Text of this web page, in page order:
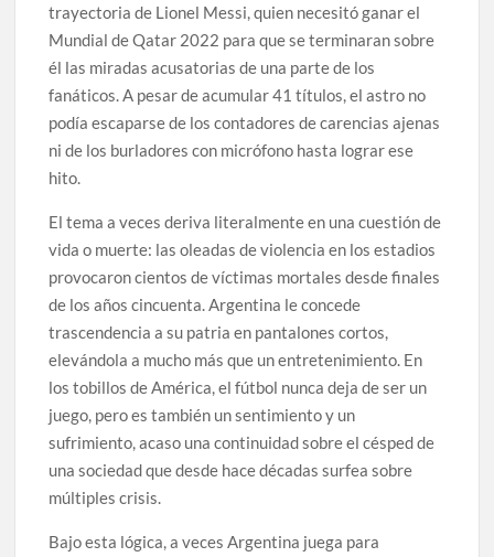
trayectoria de Lionel Messi, quien necesitó ganar el
Mundial de Qatar 2022 para que se terminaran sobre
él las miradas acusatorias de una parte de los
fanáticos. A pesar de acumular 41 títulos, el astro no
podía escaparse de los contadores de carencias ajenas
ni de los burladores con micrófono hasta lograr ese
hito.
El tema a veces deriva literalmente en una cuestión de
vida o muerte: las oleadas de violencia en los estadios
provocaron cientos de víctimas mortales desde finales
de los años cincuenta. Argentina le concede
trascendencia a su patria en pantalones cortos,
elevándola a mucho más que un entretenimiento. En
los tobillos de América, el fútbol nunca deja de ser un
juego, pero es también un sentimiento y un
sufrimiento, acaso una continuidad sobre el césped de
una sociedad que desde hace décadas surfea sobre
múltiples crisis.
Bajo esta lógica, a veces Argentina juega para